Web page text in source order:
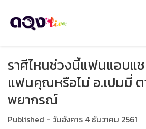
ราศีไหนช่วงนี้แฟนแอบแ
แฟนคุณหรือไม่ อ.เปมมี่ ต
พยากรณ์
Published - วันอังคาร 4 ธันวาคม 2561